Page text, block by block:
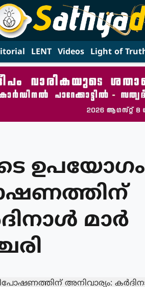
LENT Videos Light of
ഉപയോഗം
മാര്‍